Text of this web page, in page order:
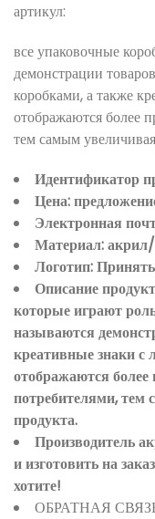
артикул:
все упаковочные
демонстрации
коробками, а также
отображаются более
тем самым
Идентификатор
Цена:
Электронная
Материал:
Логотип:
Описание
которые играют
называются
креативные знаки с
отображаются более
потребителями,
продукта.
Производитель
и изготовить на
хотите!
ОБРАТНАЯ